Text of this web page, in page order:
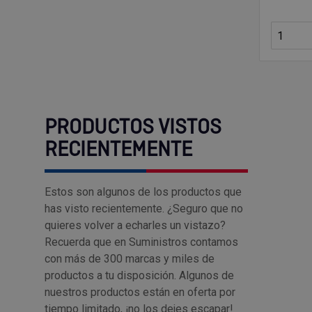
PRODUCTOS VISTOS
RECIENTEMENTE
Estos son algunos de los productos que
has visto recientemente. ¿Seguro que no
quieres volver a echarles un vistazo?
Recuerda que en Suministros contamos
con más de 300 marcas y miles de
productos a tu disposición. Algunos de
nuestros productos están en oferta por
tiempo limitado, ¡no los dejes escapar!